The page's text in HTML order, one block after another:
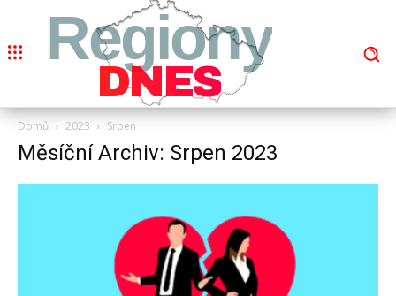
Regiony
DNES
Domů 2023 Srpen
Měsíční Archiv: Srpen 2023